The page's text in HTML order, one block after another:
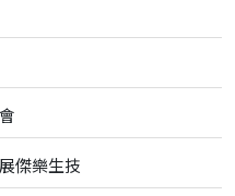
傑樂生技